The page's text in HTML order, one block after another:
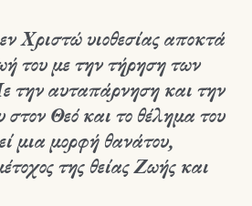
Χριστώ υιοθεσίας αποκτά
του με την τήρηση των
την αυταπάρνηση και την
στον Θεό και το θέλημα του
μια μορφή θανάτου,
της θείας Ζωής και